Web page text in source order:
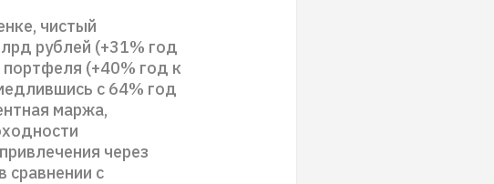
чистый
рублей (+31% год
(+40% год к
с 64% год
маржа,
через
сравнении с